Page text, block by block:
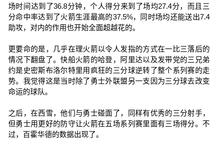
场时间达到了36.8分钟，个人得分来到了场均27.4分，而且三
分命中率达到了火箭生涯最高的37.5%，同时场均还能送出7.4
助攻，对内的作用也开始全面超越花的。
更要命的是，几乎在理火箭以令人发指的方式在一比三落后的
情况下翻盘了。快船火箭的哈登，阿里达以及发带党的三兄弟
约是史密斯布洛尔特里用疯狂的三分球逆转了整个系列赛的走
势。我觉得这是当时除了勇士外联盟另一支因为三分球去改变
命运的球队。
之后，在西雪，他们与勇士碰面了，同样有优秀的三分射手，
但勇士用更好的防守让火箭在五场系列赛里面有三场得分。不
过，百霍华德的数据出现了。